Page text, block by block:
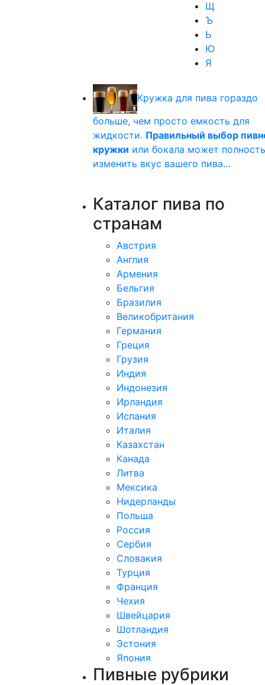
Щ
Ъ
Ь
Ю
Я
Кружка для пива гораздо
больше, чем просто емкость для
жидкости. Правильный выбор
кружки или бокала может
изменить вкус вашего пива...
Каталог пива по
странам
Австрия
Англия
Армения
Бельгия
Бразилия
Великобритания
Германия
Греция
Грузия
Индия
Индонезия
Ирландия
Испания
Италия
Казахстан
Канада
Литва
Мексика
Нидерланды
Польша
Россия
Сербия
Словакия
Турция
Франция
Чехия
Швейцария
Шотландия
Эстония
Япония
Пивные рубрики